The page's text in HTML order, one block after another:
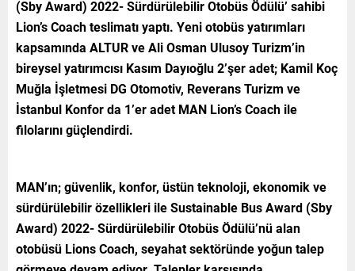
(Sby Award) 2022- Sürdürülebilir Otobüs Ödülü’ sahibi
Lion’s Coach teslimatı yaptı. Yeni otobüs yatırımları
kapsamında ALTUR ve Ali Osman Ulusoy Turizm’in
bireysel yatırımcısı Kasım Dayıoğlu 2’şer adet; Kamil Koç
Muğla İşletmesi DG Otomotiv, Reverans Turizm ve
İstanbul Konfor da 1’er adet MAN Lion’s Coach ile
filolarını güçlendirdi.
MAN’ın; güvenlik, konfor, üstün teknoloji, ekonomik ve
sürdürülebilir özellikleri ile Sustainable Bus Award (Sby
Award) 2022- Sürdürülebilir Otobüs Ödülü’nü alan
otobüsü Lions Coach, seyahat sektöründe yoğun talep